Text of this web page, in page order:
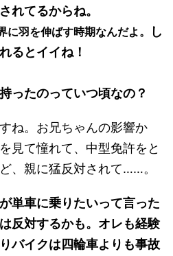
れてるからね。
羽を伸ばす時期なんだよ。
し
るとイイね！
ったのっていつ頃なの？
ね。お兄ちゃんの影響か
見て憧れて、中型免許をと
、親に猛反対されて……。
単車に乗りたいって言った
反対するかも。オレも経験
バイクは四輪車よりも事故